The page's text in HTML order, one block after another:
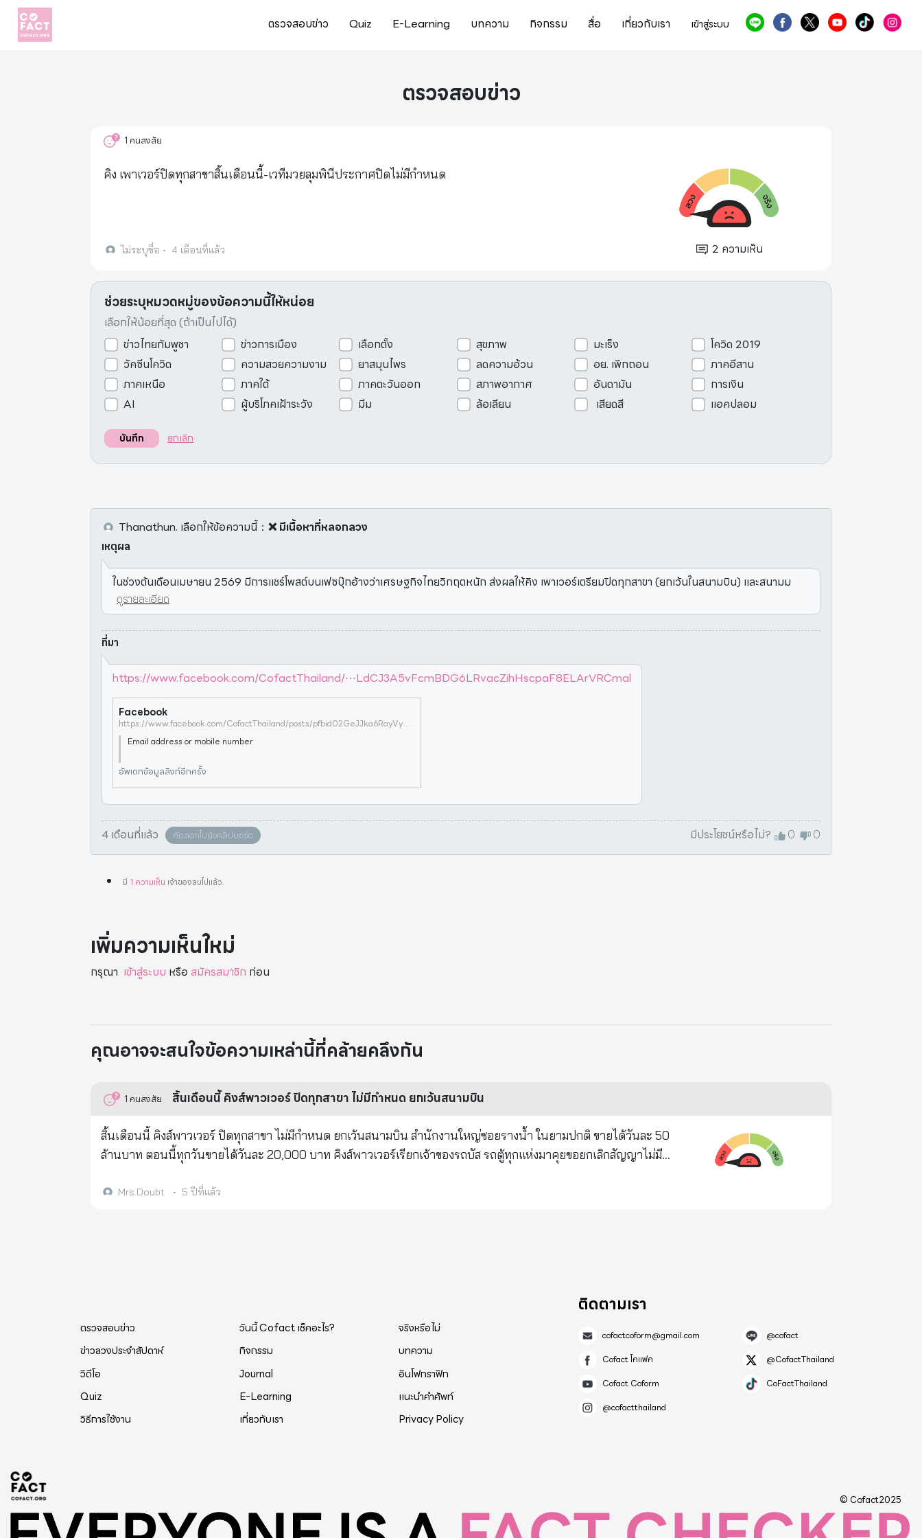
ตรวจสอบข่าว Quiz E-Learning บทความ กิจกรรม สื่อ เกี่ยวกับเรา เข้าสู่ระบบ
ตรวจสอบข่าว
1คนสงสัย
คิง เพาเวอร์ปิดทุกสาขาสิ้นเดือนนี้-เวทีมวยลุมพินีประกาศปิดไม่มีกำหนด
ไม่ระบุชื่อ • 4 เดือนที่แล้ว 2 ความเห็น
ช่วยระบุหมวดหมู่ของข้อความนี้ให้หน่อย
เลือกให้น้อยที่สุด (ถ้าเป็นไปได้)
ข่าวไทยกัมพูชา
ข่าวการเมือง เลือกตั้ง สุขภาพ มะเร็ง
โควิด 2019
วัคซีนโควิด
ความสวยความงาม ยาสมุนไพร ลดความอ้วน อย. เพิกถอน
ภาคอีสาน
ภาคเหนือ
ภาคใต้ ภาคตะวันออก สภาพอากาศ อันดามัน
การเงิน
AI
ผู้บริโภคเฝ้าระวัง มีม ล้อเลียน เสียดสี แอคปลอม
บันทึก ยกเลิก
Thanathun. เลือกให้ข้อความนี้： ❌ มีเนื้อหาที่หลอกลวง
เหตุผล
ในช่วงต้นเดือนเมษายน 2569 มีการแชร์โพสต์บนเฟซบุ๊กอ้างว่าเศรษฐกิจไทยวิกฤตหนัก ส่งผลให้คิง เพาเวอร์เตรียมปิดทุกสาขา (ยกเว้นในสนามบิน) และสนามม
ดูรายละเอียด
ที่มา
https://www.facebook.com/CofactThailand/⋯LdCJ3A5vFcmBDG6LRvacZihHscpaF8ELArVRCmal
Facebook
https://www.facebook.com/CofactThailand/posts/pfbid02GeJJka6RayVyKohvKL8xCqZcpLdCJ3A5vFcmBDG6LRvacZihHscpaF8ELArVRCmal
Email address or mobile number
อัพเดทข้อมูลลิงก์อีกครั้ง
4 เดือนที่แล้ว คัดลอกไปยังคลิปบอร์ด มีประโยชน์หรือไม่? 0 0
มี 1 ความเห็น เจ้าของลบไปแล้ว.
เพิ่มความเห็นใหม่
กรุณา เข้าสู่ระบบ หรือ สมัครสมาชิก ก่อน
คุณอาจจะสนใจข้อความเหล่านี้ที่คล้ายคลึงกัน
1 คนสงสัย สิ้นเดือนนี้ คิงส์พาวเวอร์ ปิดทุกสาขา ไม่มีกำหนด ยกเว้นสนามบิน
สิ้นเดือนนี้ คิงส์พาวเวอร์ ปิดทุกสาขา ไม่มีกำหนด ยกเว้นสนามบิน สำนักงานใหญ่ซอยรางน้ำ ในยามปกติ ขายได้วันละ 50
ล้านบาท ตอนนี้ทุกวันขายได้วันละ 20,000 บาท คิงส์พาวเวอร์เรียกเจ้าของรถบัส รถตู้ทุกแห่งมาคุยขอยกเลิกสัญญาไม่มี
มวยลุมพินี ประกาศปิด ไม่มีกำหนด ส่งผลให้นักมวย พี่เลี้ยง พนักงานตกงานทันทีแบบไม่มีชดเชย ปกติลุมพินี จัดมวยสัปดาห์
เหลือสักคัน จากเคยขายบุฟเฟ่ต์ให้คนทั่วไปแบบวอล์คอินแบบเสียไม่ได้หัวละ 1,800 บวกบวก วันนี้ลดเหลือ 650 บาท ไม่มี
คนกล้าไปกิน หายนะหมดประเทศแล้ว
Mrs.Doubt • 5 ปีที่แล้ว
ตรวจสอบข่าว วันนี้ Cofact เช็คอะไร?
จริงหรือไม่
ข่าวลวงประจำสัปดาห์
กิจกรรม
บทความ
วิดีโอ
Journal
อินโฟกราฟิก
Quiz
E-Learning
แนะนำคำศัพท์
วิธีการใช้งาน
เกี่ยวกับเรา Privacy Policy
ติดตามเรา
cofactcoform@gmail.com
@cofact
Cofact โคแฟค
@CofactThailand
Cofact Coform
CoFactThailand
@cofactthailand
© Cofact2025